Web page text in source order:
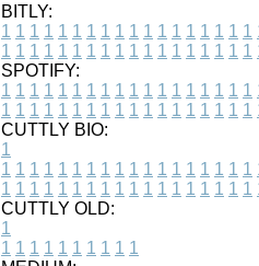
BITLY:
1 1 1 1 1 1 1 1 1 1 1 1 1 1 1 1 1 1
1 1 1 1 1 1 1 1 1 1 1 1 1 1 1 1 1 1
SPOTIFY:
1 1 1 1 1 1 1 1 1 1 1 1 1 1 1 1 1 1
1 1 1 1 1 1 1 1 1 1 1 1 1 1 1 1 1 1
CUTTLY BIO:
1
1 1 1 1 1 1 1 1 1 1 1 1 1 1 1 1 1 1
1 1 1 1 1 1 1 1 1 1 1 1 1 1 1 1 1 1
CUTTLY OLD:
1
1 1 1 1 1 1 1 1 1 1